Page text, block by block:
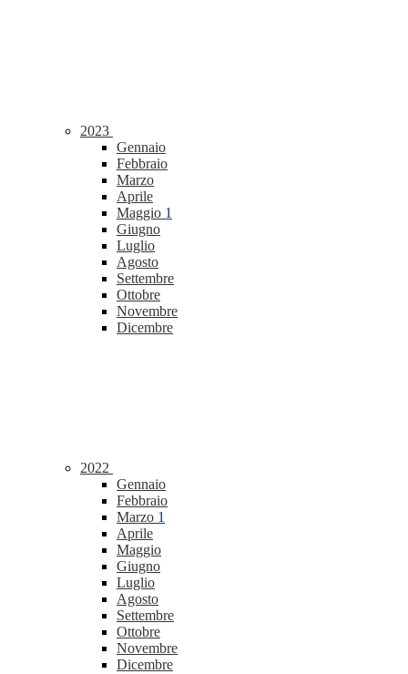
2023
Gennaio
Febbraio
Marzo
Aprile
Maggio 1
Giugno
Luglio
Agosto
Settembre
Ottobre
Novembre
Dicembre
2022
Gennaio
Febbraio
Marzo 1
Aprile
Maggio
Giugno
Luglio
Agosto
Settembre
Ottobre
Novembre
Dicembre